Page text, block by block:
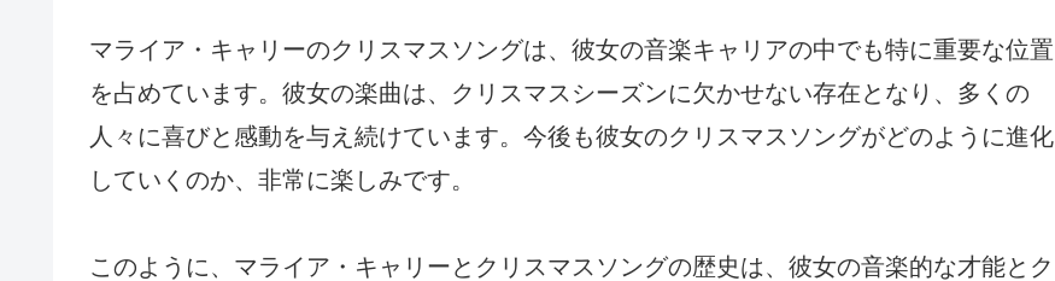
マライア・キャリーのクリスマスソングは、彼女の音楽キャリアの中でも特に重要な位置
を占めています。彼女の楽曲は、クリスマスシーズンに欠かせない存在となり、多くの
人々に喜びと感動を与え続けています。今後も彼女のクリスマスソングがどのように進化
していくのか、非常に楽しみです。
このように、マライア・キャリーとクリスマスソングの歴史は、彼女の音楽的な才能とク